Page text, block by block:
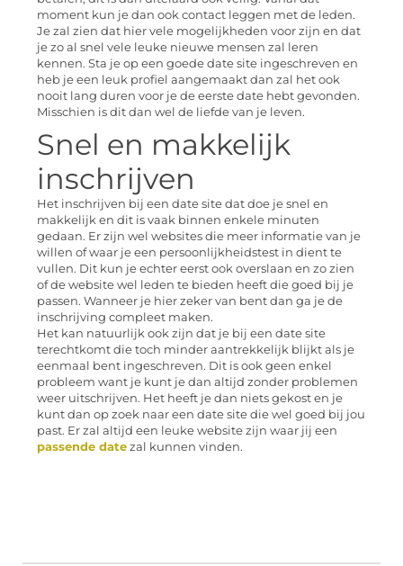
moment kun je dan ook contact leggen met de leden.
Je zal zien dat hier vele mogelijkheden voor zijn en dat
je zo al snel vele leuke nieuwe mensen zal leren
kennen. Sta je op een goede date site ingeschreven en
heb je een leuk profiel aangemaakt dan zal het ook
nooit lang duren voor je de eerste date hebt gevonden.
Misschien is dit dan wel de liefde van je leven.
Snel en makkelijk
inschrijven
Het inschrijven bij een date site dat doe je snel en
makkelijk en dit is vaak binnen enkele minuten
gedaan. Er zijn wel websites die meer informatie van je
willen of waar je een persoonlijkheidstest in dient te
vullen. Dit kun je echter eerst ook overslaan en zo zien
of de website wel leden te bieden heeft die goed bij je
passen. Wanneer je hier zeker van bent dan ga je de
inschrijving compleet maken.
Het kan natuurlijk ook zijn dat je bij een date site
terechtkomt die toch minder aantrekkelijk blijkt als je
eenmaal bent ingeschreven. Dit is ook geen enkel
probleem want je kunt je dan altijd zonder problemen
weer uitschrijven. Het heeft je dan niets gekost en je
kunt dan op zoek naar een date site die wel goed bij jou
past. Er zal altijd een leuke website zijn waar jij een
passende date zal kunnen vinden.